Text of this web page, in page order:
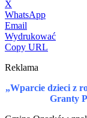
X
WhatsApp
Email
Wydrukować
Copy URL
Reklama
„Wparcie dzieci z
Granty